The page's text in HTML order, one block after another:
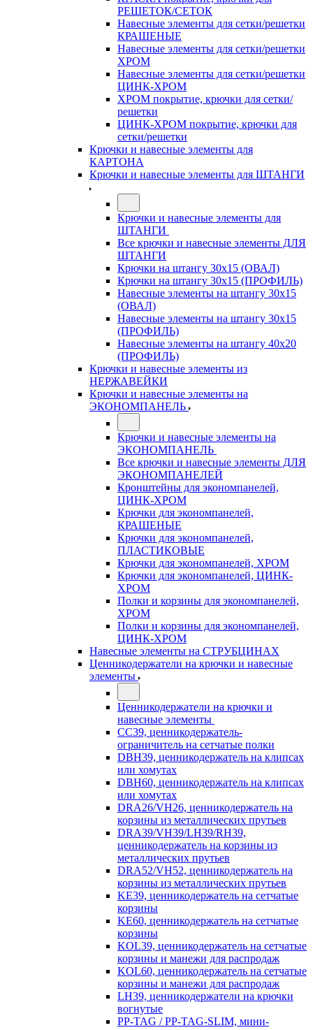
РЕШЕТОК/СЕТОК
Навесные элементы для сетки/решетки
КРАШЕНЫЕ
Навесные элементы для сетки/решетки
ХРОМ
Навесные элементы для сетки/решетки
ЦИНК-ХРОМ
ХРОМ покрытие, крючки для сетки/
решетки
ЦИНК-ХРОМ покрытие, крючки для
сетки/решетки
Крючки и навесные элементы для
КАРТОНА
Крючки и навесные элементы для ШТАНГИ
Крючки и навесные элементы для
ШТАНГИ
Все крючки и навесные элементы ДЛЯ
ШТАНГИ
Крючки на штангу 30х15 (ОВАЛ)
Крючки на штангу 30х15 (ПРОФИЛЬ)
Навесные элементы на штангу 30х15
(ОВАЛ)
Навесные элементы на штангу 30х15
(ПРОФИЛЬ)
Навесные элементы на штангу 40х20
(ПРОФИЛЬ)
Крючки и навесные элементы из
НЕРЖАВЕЙКИ
Крючки и навесные элементы на
ЭКОНОМПАНЕЛЬ
Крючки и навесные элементы на
ЭКОНОМПАНЕЛЬ
Все крючки и навесные элементы ДЛЯ
ЭКОНОМПАНЕЛЕЙ
Кронштейны для экономпанелей,
ЦИНК-ХРОМ
Крючки для экономпанелей,
КРАШЕНЫЕ
Крючки для экономпанелей,
ПЛАСТИКОВЫЕ
Крючки для экономпанелей, ХРОМ
Крючки для экономпанелей, ЦИНК-
ХРОМ
Полки и корзины для экономпанелей,
ХРОМ
Полки и корзины для экономпанелей,
ЦИНК-ХРОМ
Навесные элементы на СТРУБЦИНАХ
Ценникодержатели на крючки и навесные
элементы
Ценникодержатели на крючки и
навесные элементы
CC39, ценникодержатель-
ограничитель на сетчатые полки
DBH39, ценникодержатель на клипсах
или хомутах
DBH60, ценникодержатель на клипсах
или хомутах
DRA26/VH26, ценникодержатель на
корзины из металлических прутьев
DRA39/VH39/LH39/RH39,
ценникодержатель на корзины из
металлических прутьев
DRA52/VH52, ценникодержатель на
корзины из металлических прутьев
KE39, ценникодержатель на сетчатые
корзины
KE60, ценникодержатель на сетчатые
корзины
KOL39, ценникодержатель на сетчатые
корзины и манежи для распродаж
KOL60, ценникодержатель на сетчатые
корзины и манежи для распродаж
LH39, ценникодержатели на крючки
вогнутые
PP-TAG / PP-TAG-SLIM, мини-